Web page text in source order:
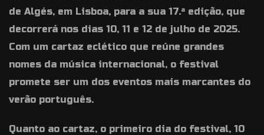
de Algés, em Lisboa, para a sua 17.ª edição, que
decorrerá nos dias 10, 11 e 12 de julho de 2025.
Com um cartaz eclético que reúne grandes
nomes da música internacional, o festival
promete ser um dos eventos mais marcantes do
verão português.
Quanto ao cartaz, o primeiro dia do festival, 10